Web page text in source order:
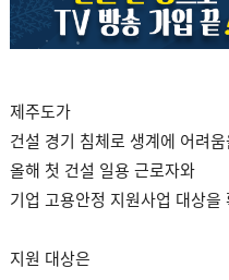
제주도가
건설 경기 침체로 생계에 어려
올해 첫 건설 일용 근로자와
기업 고용안정 지원사업 대상을
지원 대상은